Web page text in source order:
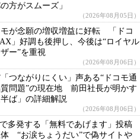
方がスムーズ」
（2026年08月05日）
モが念願の増収増益に好転 「ドコ
」好調も後押し、今後は“ロイヤル
ー”を重視
（2026年08月06日）
つながりにくい」声ある“ドコモ通
問題”の現在地 前田社長が明かす
半ば」の詳細解説
（2026年08月06日）
多発する「無料であげます」投稿
“お涙ちょうだい”で偽サイトや